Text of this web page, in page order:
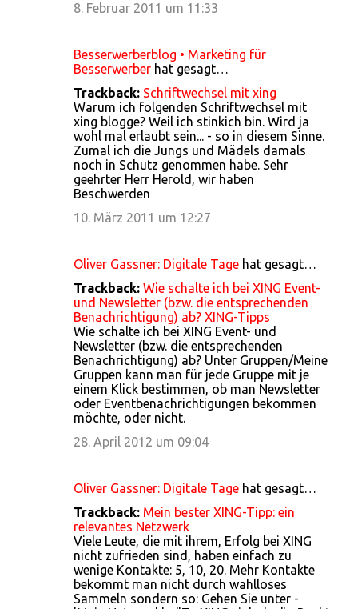
8. Februar 2011 um 11:33
Besserwerberblog • Marketing für
Besserwerber hat gesagt…
Trackback: Schriftwechsel mit xing
Warum ich folgenden Schriftwechsel mit
xing blogge? Weil ich stinkich bin. Wird ja
wohl mal erlaubt sein... - so in diesem Sinne.
Zumal ich die Jungs und Mädels damals
noch in Schutz genommen habe. Sehr
geehrter Herr Herold, wir haben
Beschwerden
10. März 2011 um 12:27
Oliver Gassner: Digitale Tage hat gesagt…
Trackback: Wie schalte ich bei XING Event-
und Newsletter (bzw. die entsprechenden
Benachrichtigung) ab? XING-Tipps
Wie schalte ich bei XING Event- und
Newsletter (bzw. die entsprechenden
Benachrichtigung) ab? Unter Gruppen/Meine
Gruppen kann man für jede Gruppe mit je
einem Klick bestimmen, ob man Newsletter
oder Eventbenachrichtigungen bekommen
möchte, oder nicht.
28. April 2012 um 09:04
Oliver Gassner: Digitale Tage hat gesagt…
Trackback: Mein bester XING-Tipp: ein
relevantes Netzwerk
Viele Leute, die mit ihrem, Erfolg bei XING
nicht zufrieden sind, haben einfach zu
wenige Kontakte: 5, 10, 20. Mehr Kontakte
bekommt man nicht durch wahlloses
Sammeln sondern so: Gehen Sie unter -